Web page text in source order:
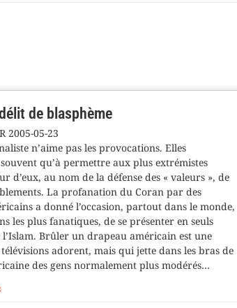
de blasphème
2005-05-23
n’aime pas les provocations. Elles
qu’à permettre aux plus extrémistes
d’eux, au nom de la défense des « valeurs », de
La profanation du Coran par des
a donné l’occasion, partout dans le monde,
les plus fanatiques, de se présenter en seuls
l’Islam. Brûler un drapeau américain est une
adorent, mais qui jette dans les bras de
des gens normalement plus modérés…